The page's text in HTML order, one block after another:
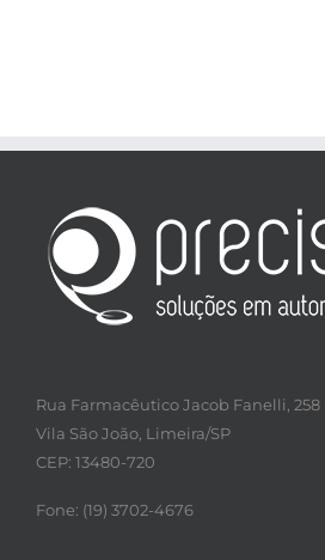
Rua Farmacêutico Jacob Fanelli, 258
Vila São João, Limeira/SP
CEP: 13480-720
Fone: (19) 3702-4676